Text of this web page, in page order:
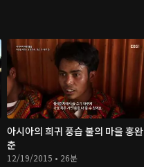
아시아의 희귀 풍습 불의 마을 홍완
춘
12/19/2015 • 26분